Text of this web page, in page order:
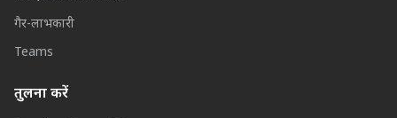
गैर-लाभकारी
Teams
तुलना करें